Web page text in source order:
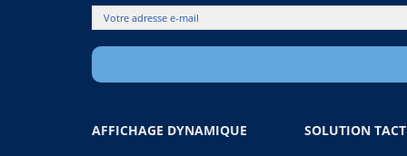
AFFICHAGE DYNAMIQUE SOLUTION